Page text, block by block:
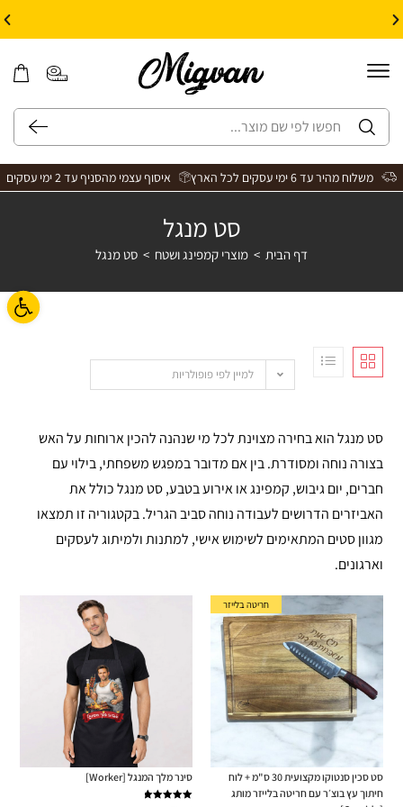
פתח
משלוח מהיר עד 6 ימי עסקים לכל הארץ איסוף עצמי מהסניף עד 2 ימי עסקים
סט מנגל
דף הבית > מוצרי קמפינג ושטח > סט מנגל
למיין לפי פופולריות
סט מנגל הוא בחירה מצוינת לכל מי שנהנה להכין ארוחות על האש
בצורה נוחה ומסודרת. בין אם מדובר במפגש משפחתי, בילוי עם
חברים, יום גיבוש, קמפינג או אירוע בטבע, סט מנגל כולל את
האביזרים הדרושים לעבודה נוחה סביב הגריל. בקטגוריה זו תמצאו
מגוון סטים המתאימים לשימוש אישי, למתנות ולמיתוג לעסקים
וארגונים.
חריטה בלייזר
סט סכין סנטוקו מקצועית 30 ס"מ + לוח
חיתוך עץ בוצ׳ר עם חריטה בלייזר מותג
סינר מלך המנגל [Worker]